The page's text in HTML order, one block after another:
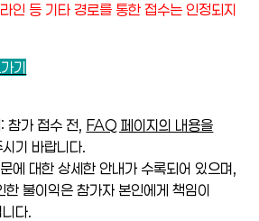
인 등 기타 경로를 통한 접수는 인정되지
기
: 참가 접수 전, FAQ 페이지의 내용을
기 바랍니다.
에 대한 상세한 안내가 수록되어 있으며,
한 불이익은 참가자 본인에게 책임이
다.